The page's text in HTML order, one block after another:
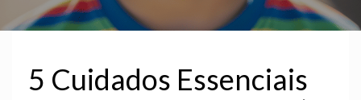
5 Cuidados Essenciais